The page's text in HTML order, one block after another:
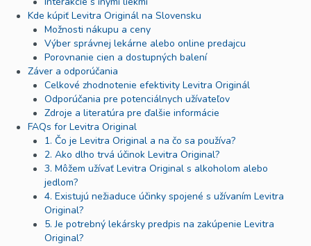
Kde kúpiť Levitra Originál na Slovensku
Možnosti nákupu a ceny
Výber správnej lekárne alebo online predajcu
Porovnanie cien a dostupných balení
Záver a odporúčania
Celkové zhodnotenie efektivity Levitra Originál
Odporúčania pre potenciálnych užívateľov
Zdroje a literatúra pre ďalšie informácie
FAQs for Levitra Original
1. Čo je Levitra Original a na čo sa používa?
2. Ako dlho trvá účinok Levitra Original?
3. Môžem užívať Levitra Original s alkoholom alebo
jedlom?
4. Existujú nežiaduce účinky spojené s užívaním Levitra
Original?
5. Je potrebný lekársky predpis na zakúpenie Levitra
Original?